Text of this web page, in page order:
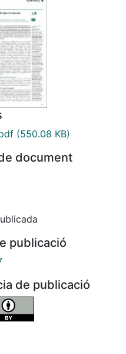
(550.08 KB)
document
publicació
de publicació